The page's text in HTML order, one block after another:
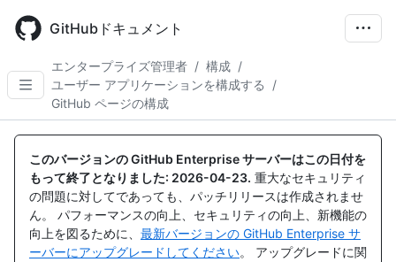
main
GitHubドキュメント
エンタープライズ管理者 / 構成 /
ユーザー アプリケーションを構成する
/
GitHub ページの構成
このバージョンの GitHub Enterprise サーバーはこの日付を
もって終了となりました: 2026-04-23. 重大なセキュリティ
の問題に対してであっても、パッチリリースは作成されませ
ん。 パフォーマンスの向上、セキュリティの向上、新機能の
向上を図るために、 最新バージョンの GitHub Enterprise サ
ーバーにアップグレードしてください。 アップグレードに関